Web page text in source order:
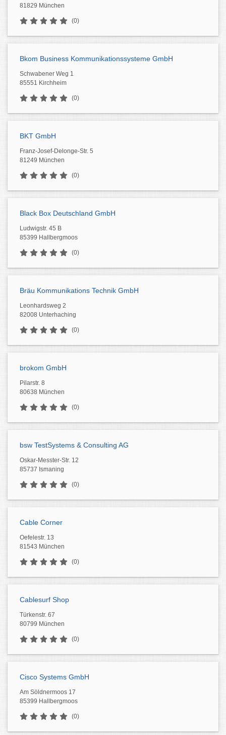
81829 München
(0)
Bkom Business Kommunikationssysteme GmbH
Schwabener Weg 1
85551 Kirchheim
(0)
BKT GmbH
Franz-Josef-Delonge-Str. 5
81249 München
(0)
Black Box Deutschland GmbH
Ludwigstr. 45 B
85399 Hallbergmoos
(0)
Bräu Kommunikations Technik GmbH
Leonhardsweg 2
82008 Unterhaching
(0)
brokom GmbH
Pilarstr. 8
80638 München
(0)
bsw TestSystems & Consulting AG
Oskar-Messter-Str. 12
85737 Ismaning
(0)
Cable Corner
Oefelestr. 13
81543 München
(0)
Cablesurf Shop
Türkenstr. 67
80799 München
(0)
Cisco Systems GmbH
Am Söldnermoos 17
85399 Hallbergmoos
(0)